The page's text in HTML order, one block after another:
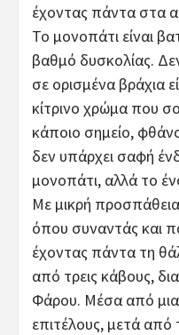
έχοντας πάντα στα
Το μονοπάτι είναι
βαθμό δυσκολίας.
σε ορισμένα βράχια
κίτρινο χρώμα που
κάποιο σημείο,
δεν υπάρχει σαφή
μονοπάτι, αλλά το
Με μικρή
όπου συναντάς και
έχοντας πάντα τη
από τρεις κάβους,
Φάρου. Μέσα από
επιτέλους, μετά